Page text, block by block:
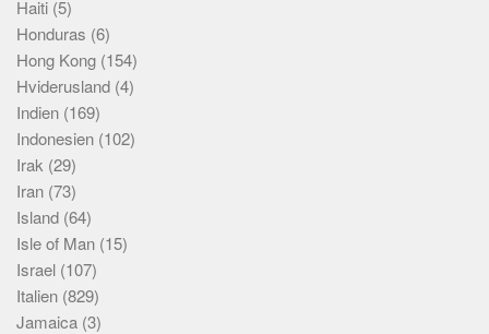
Haiti (5)
Honduras (6)
Hong Kong (154)
Hviderusland (4)
Indien (169)
Indonesien (102)
Irak (29)
Iran (73)
Island (64)
Isle of Man (15)
Israel (107)
Italien (829)
Jamaica (3)